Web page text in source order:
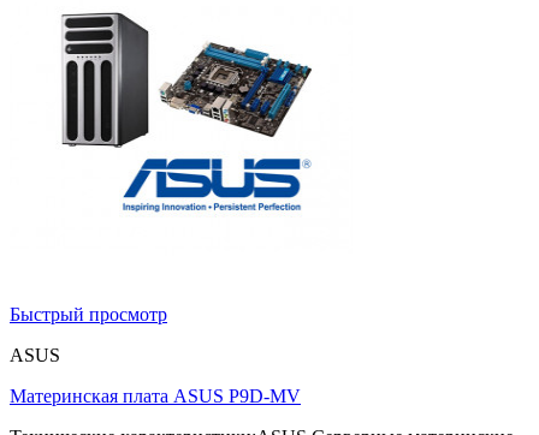
Быстрый просмотр
ASUS
Материнская плата ASUS P9D-MV